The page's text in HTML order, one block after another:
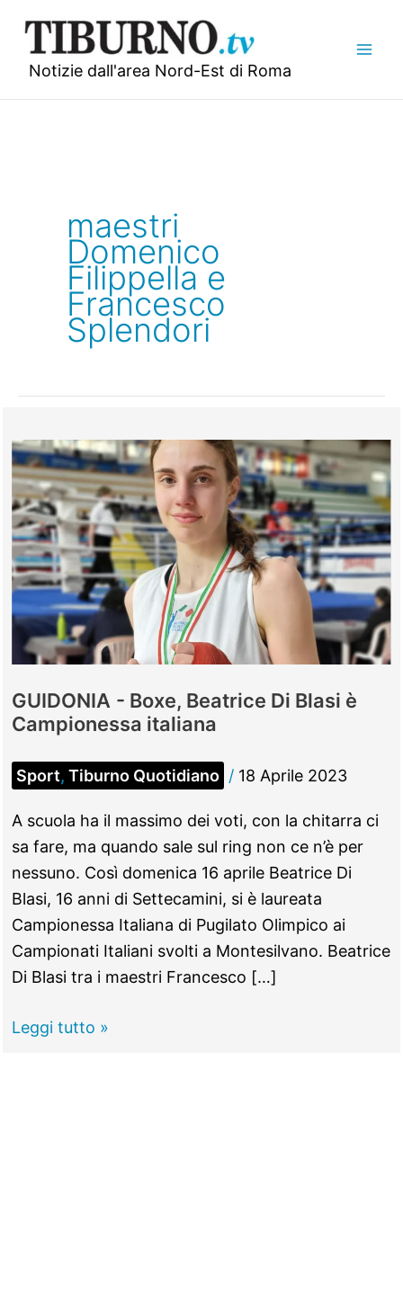
contenuto
Notizie dall'area Nord-Est di Roma
maestri
Domenico
Filippella e
Francesco
Splendori
GUIDONIA - Boxe, Beatrice Di Blasi è
Campionessa italiana
Sport, Tiburno Quotidiano / 18 Aprile 2023
A scuola ha il massimo dei voti, con la chitarra ci
sa fare, ma quando sale sul ring non ce n’è per
nessuno. Così domenica 16 aprile Beatrice Di
Blasi, 16 anni di Settecamini, si è laureata
Campionessa Italiana di Pugilato Olimpico ai
Campionati Italiani svolti a Montesilvano. Beatrice
Di Blasi tra i maestri Francesco […]
GUIDONIA -
Leggi tutto »